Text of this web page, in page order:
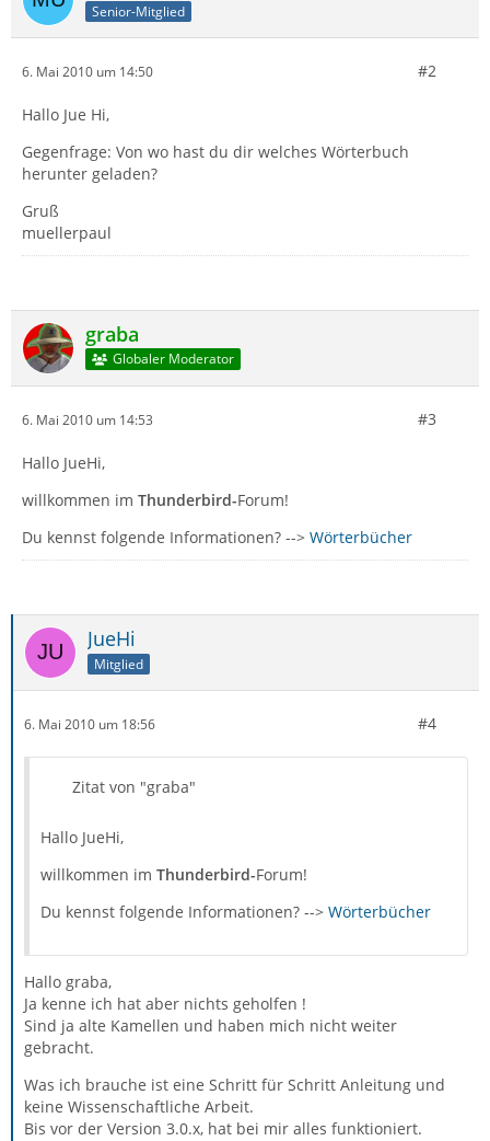
Senior-Mitglied
6. Mai 2010 um 14:50 #2
Hallo Jue Hi,
Gegenfrage: Von wo hast du dir welches Wörterbuch
herunter geladen?
Gruß
muellerpaul
graba
Globaler Moderator
6. Mai 2010 um 14:53 #3
Hallo JueHi,
willkommen im Thunderbird-Forum!
Du kennst folgende Informationen? --> Wörterbücher
JueHi
Mitglied
6. Mai 2010 um 18:56 #4
Zitat von "graba"
Hallo JueHi,
willkommen im Thunderbird-Forum!
Du kennst folgende Informationen? --> Wörterbücher
Hallo graba,
Ja kenne ich hat aber nichts geholfen !
Sind ja alte Kamellen und haben mich nicht weiter
gebracht.
Was ich brauche ist eine Schritt für Schritt Anleitung und
keine Wissenschaftliche Arbeit.
Bis vor der Version 3.0.x, hat bei mir alles funktioniert.